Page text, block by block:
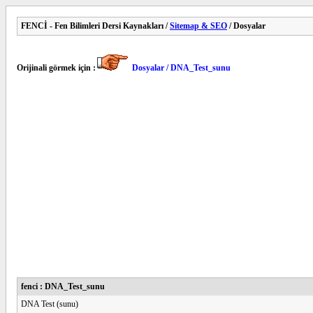
FENCİ - Fen Bilimleri Dersi Kaynakları /Sitemap & SEO / Dosyalar
Orijinali görmek için : Dosyalar / DNA_Test_sunu
fenci : DNA_Test_sunu
DNA Test (sunu)